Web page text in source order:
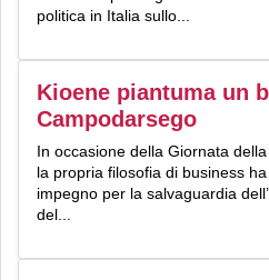
politica in Italia sullo...
Kioene piantuma un
Campodarsego
In occasione della Giornata della
la propria filosofia di business
impegno per la salvaguardia
del...